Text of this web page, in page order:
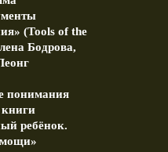
Дружба длиною в жизнь
(Tools of the
Бодрова,
понимания
книги
ребёнок.